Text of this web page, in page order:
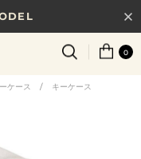
以上で送料無料
いギフトガイド
0
ケース / キーケース